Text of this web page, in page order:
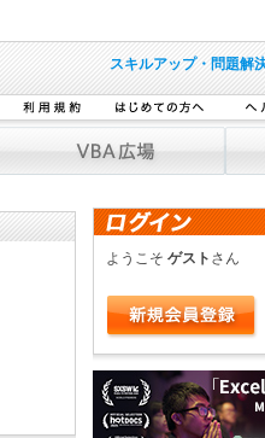
スキルアップ・問題解
ようこそ ゲスト さん